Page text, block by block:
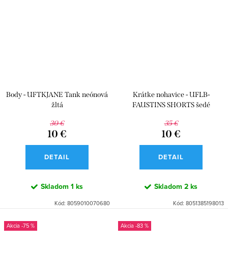
Body - UFTKJANE Tank neónová
žltá
30 €
10 €
DETAIL
Skladom 1 ks
Kód: 8059010070680
Krátke nohavice - UFLB-
FAUSTINS SHORTS šedé
35 €
10 €
DETAIL
Skladom 2 ks
Kód: 8051385198013
-75 % -83 %